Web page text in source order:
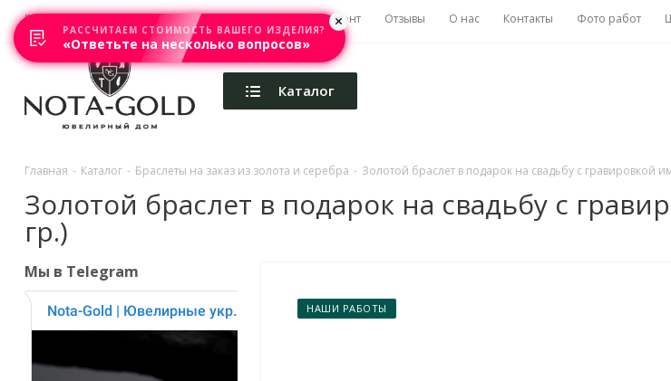
Главная Акции Каталоги Изготовление Ремонт Отзывы О нас Контакты Фото работ
Каталог
Главная - Каталог - Браслеты на заказ из золота и серебра - Золотой браслет в подарок на свадьбу с гравировкой
Золотой браслет в подарок на свадьбу с
гр.)
НАШИ РАБОТЫ
Мы в Telegram
РАССЧИТАЕМ СТОИМОСТЬ ВАШЕГО ИЗДЕЛИЯ?
«Ответьте на несколько вопросов»